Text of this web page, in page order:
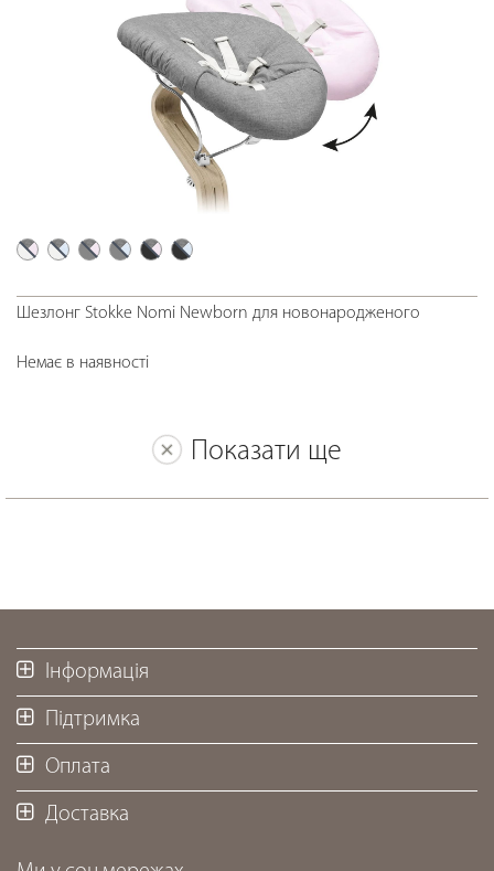
Шезлонг Stokke Nomi Newborn для новонародженого
Немає в наявності
Показати ще
Інформація
Підтримка
Оплата
Доставка